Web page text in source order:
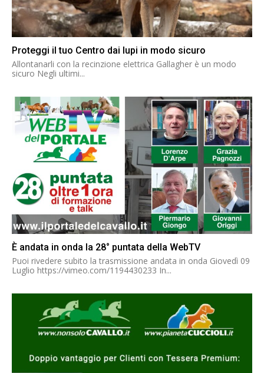
Proteggi il tuo Centro dai lupi in modo sicuro
Allontanarli con la recinzione elettrica Gallagher è un modo
sicuro Negli ultimi...
È andata in onda la 28° puntata della WebTV
Puoi rivedere subito la trasmissione andata in onda Giovedì 09
Luglio https://vimeo.com/1194430233 In...